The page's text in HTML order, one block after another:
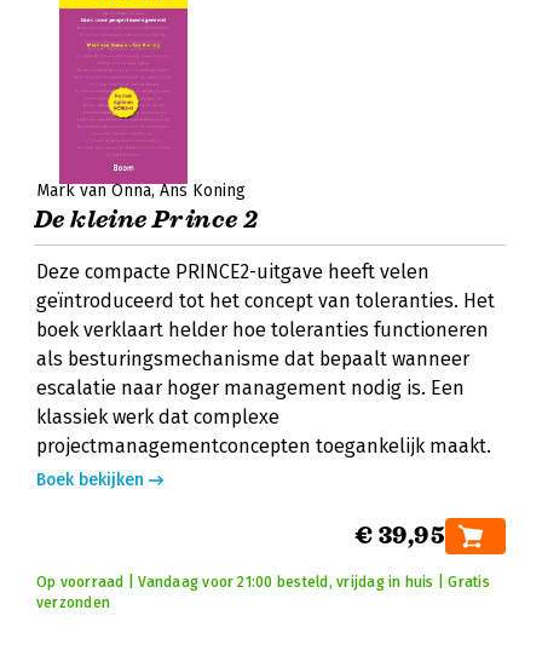
Mark van Onna Ans Koning
De kleine Prince 2
Deze compacte PRINCE2-uitgave heeft velen
geïntroduceerd tot het concept van toleranties. Het
boek verklaart helder hoe toleranties functioneren
als besturingsmechanisme dat bepaalt wanneer
escalatie naar hoger management nodig is. Een
klassiek werk dat complexe
projectmanagementconcepten toegankelijk maakt.
Boek bekijken
€ 39,95
Op voorraad | Vandaag voor 21:00 besteld, vrijdag in huis | Gratis
verzonden